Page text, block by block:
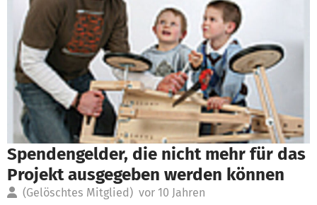
Spendengelder, die nicht mehr für das
Projekt ausgegeben werden können
(Gelöschtes Mitglied) vor 10 Jahren